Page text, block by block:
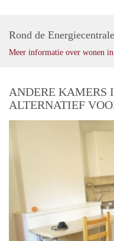
Rond de
Meer informatie over wonen
ANDERE KAMERS
ALTERNATIEF